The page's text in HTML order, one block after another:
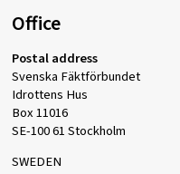
Office
Postal address
Svenska Fäktförbundet
Idrottens Hus
Box 11016
SE-100 61 Stockholm
SWEDEN